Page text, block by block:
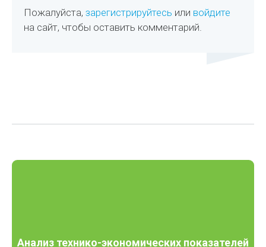
Пожалуйста,зарегистрируйтесь или войдите
на сайт, чтобы оставить комментарий.
Анализ технико-экономических показателей